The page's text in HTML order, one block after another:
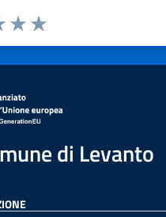
Valuta 5 stelle su 5
Valuta 4 stelle su 5
3 stelle su 5
2 stelle su 5
su 5
di Levanto